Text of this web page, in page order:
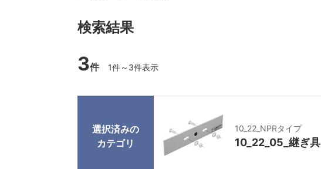
検索結果
選択済みの
カテゴリ
10_22_NPRタイプ
10_22_05_継ぎ具
3件 1件～3件表示